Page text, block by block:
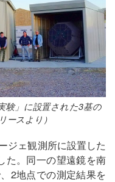
験」に設置された3基の
ースより）
ジェ観測所に設置した
た。同一の望遠鏡を南
2地点での測定結果を